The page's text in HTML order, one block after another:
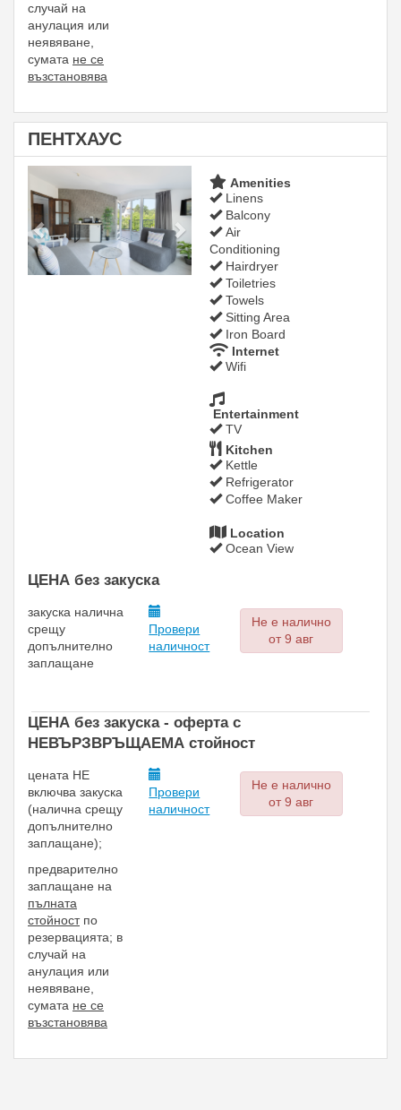
случай на
анулация или
неявяване,
сумата не се
възстановява
ПЕНТХАУС
Previous
Next
Amenities
Linens
Balcony
Air
Conditioning
Hairdryer
Toiletries
Towels
Sitting Area
Iron Board
Internet
Wifi
Entertainment
TV
Kitchen
Kettle
Refrigerator
Coffee Maker
Location
Ocean View
ЦЕНА без закуска
закуска налична
срещу
допълнително
заплащане
Провери
наличност
Не е налично
от 9 авг
ЦЕНА без закуска - oферта с
НЕВЪРЗВРЪЩАЕМА стойност
цената НЕ
включва закуска
(налична срещу
допълнително
заплащане);
предварително
заплащане на
пълната
стойностпо
резервацията; в
случай на
анулация или
неявяване,
сумата не се
възстановява
Провери
наличност
Не е налично
от 9 авг